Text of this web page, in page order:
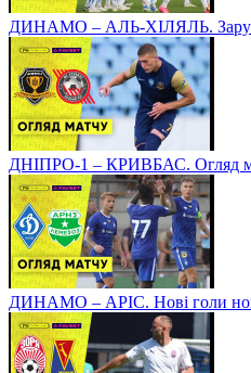
ДИНАМО – АЛЬ-ХІЛЯЛЬ. Заруба
ДНІПРО-1 – КРИВБАС. Огляд
ДИНАМО – АРІС. Нові голи